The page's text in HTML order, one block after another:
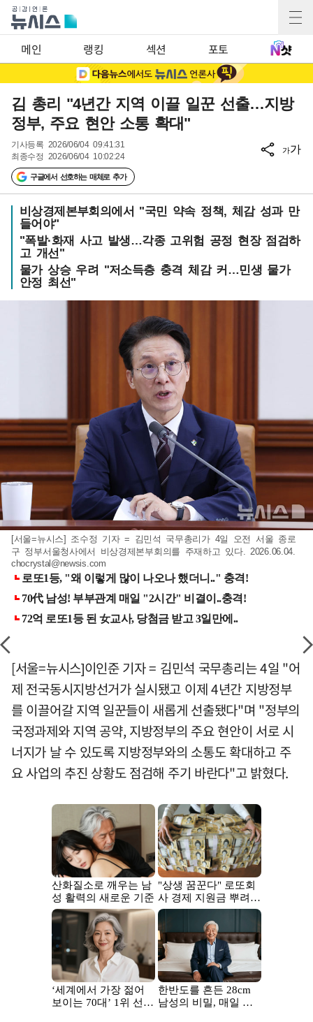
메인 랭킹 섹션 포토
김 총리 "4년간 지역 이끌 일꾼 선출…지방
정부, 주요 현안 소통 확대"
기사등록 2026/06/04 09:41:31
최종수정 2026/06/04 10:02:24
구글에서 선호하는 매체로 추가
가가
비상경제본부회의에서 "국민 약속 정책, 체감 성과 만
들어야"
"폭발·화재 사고 발생…각종 고위험 공정 현장 점검하
고 개선"
물가 상승 우려 "저소득층 충격 체감 커…민생 물가
안정 최선"
[서울=뉴시스] 조수정 기자 = 김민석 국무총리가 4일 오전 서울 종로
구 정부서울청사에서 비상경제본부회의를 주재하고 있다. 2026.06.04.
chocrystal@newsis.com
[서울=뉴시스]이인준 기자 = 김민석 국무총리는 4일 "어
제 전국동시지방선거가 실시됐고 이제 4년간 지방정부
를 이끌어갈 지역 일꾼들이 새롭게 선출됐다"며 "정부의
국정과제와 지역 공약, 지방정부의 주요 현안이 서로 시
너지가 날 수 있도록 지방정부와의 소통도 확대하고 주
요 사업의 추진 상황도 점검해 주기 바란다"고 밝혔다.